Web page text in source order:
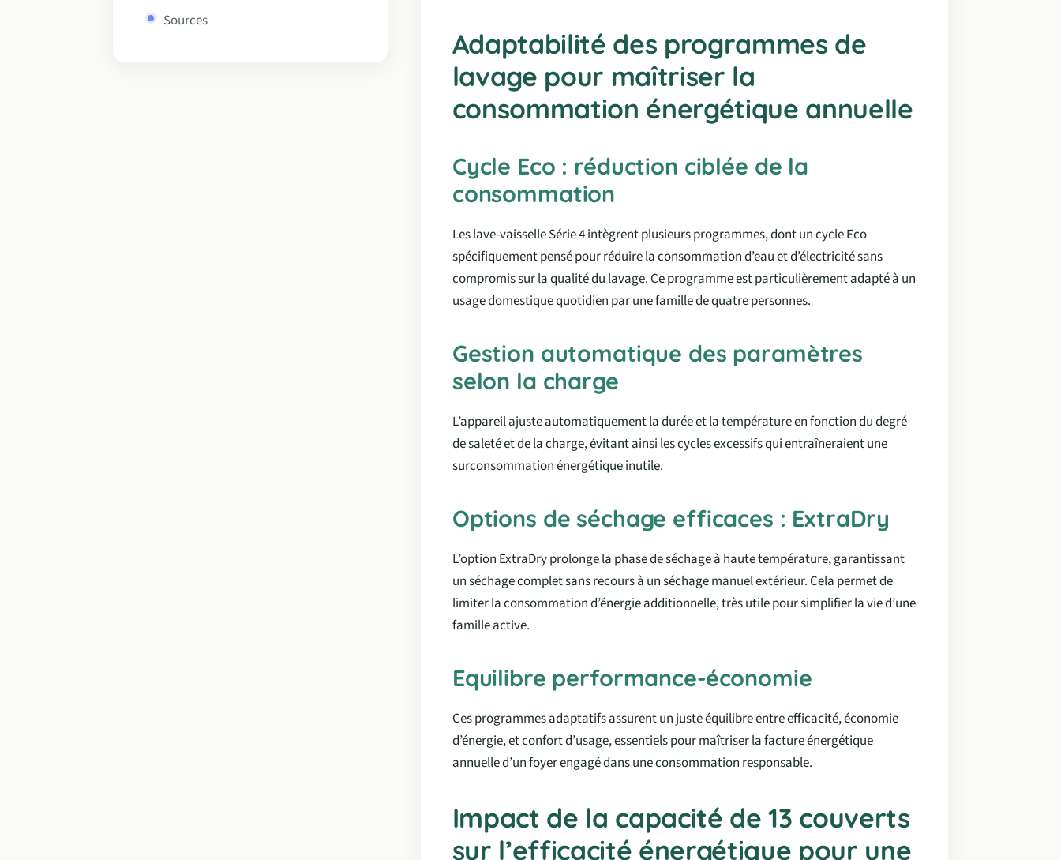
Sources
Adaptabilité des programmes de
lavage pour maîtriser la
consommation énergétique annuelle
Cycle Eco : réduction ciblée de la
consommation
Les lave-vaisselle Série 4 intègrent plusieurs programmes, dont un cycle Eco
spécifiquement pensé pour réduire la consommation d’eau et d’électricité sans
compromis sur la qualité du lavage. Ce programme est particulièrement adapté à un
usage domestique quotidien par une famille de quatre personnes.
Gestion automatique des paramètres
selon la charge
L’appareil ajuste automatiquement la durée et la température en fonction du degré
de saleté et de la charge, évitant ainsi les cycles excessifs qui entraîneraient une
surconsommation énergétique inutile.
Options de séchage efficaces : ExtraDry
L’option ExtraDry prolonge la phase de séchage à haute température, garantissant
un séchage complet sans recours à un séchage manuel extérieur. Cela permet de
limiter la consommation d’énergie additionnelle, très utile pour simplifier la vie d’une
famille active.
Equilibre performance-économie
Ces programmes adaptatifs assurent un juste équilibre entre efficacité, économie
d’énergie, et confort d’usage, essentiels pour maîtriser la facture énergétique
annuelle d’un foyer engagé dans une consommation responsable.
Impact de la capacité de 13 couverts
sur l’efficacité énergétique pour une